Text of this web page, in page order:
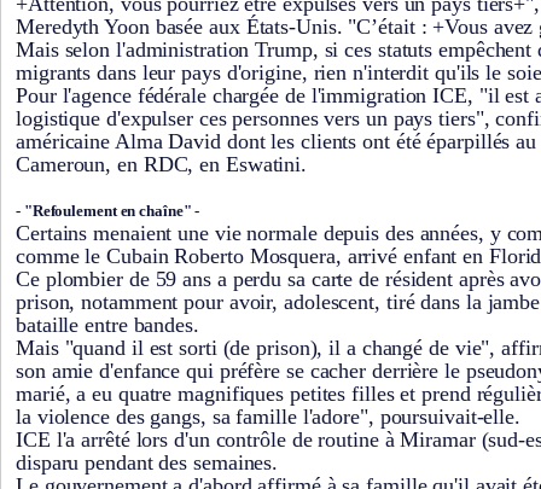
Meredyth Yoon basée aux États-Unis. "C’était : +Vous avez
Mais selon l'administration Trump, si ces statuts empêchent
migrants dans leur pays d'origine, rien n'interdit qu'ils le
Pour l'agence fédérale chargée de l'immigration ICE, "il est
logistique d'expulser ces personnes vers un pays tiers",
américaine Alma David dont les clients ont été éparpillés au
Cameroun, en RDC, en Eswatini.
- "Refoulement en chaîne" -
Certains menaient une vie normale depuis des années, y
comme le Cubain Roberto Mosquera, arrivé enfant en
Ce plombier de 59 ans a perdu sa carte de résident après
prison, notamment pour avoir, adolescent, tiré dans la
bataille entre bandes.
Mais "quand il est sorti (de prison), il a changé de vie",
son amie d'enfance qui préfère se cacher derrière le
marié, a eu quatre magnifiques petites filles et prend
la violence des gangs, sa famille l'adore", poursuivait-elle.
ICE l'a arrêté lors d'un contrôle de routine à Miramar (sud-
disparu pendant des semaines.